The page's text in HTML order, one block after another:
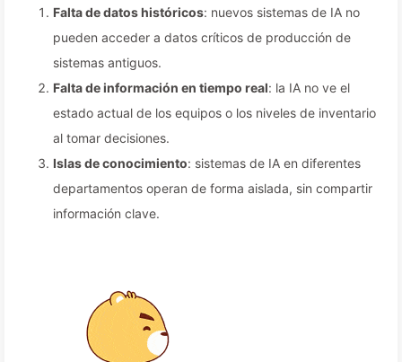
Falta de datos históricos: nuevos sistemas de IA no
pueden acceder a datos críticos de producción de
sistemas antiguos.
Falta de información en tiempo real: la IA no ve el
estado actual de los equipos o los niveles de inventario
al tomar decisiones.
Islas de conocimiento: sistemas de IA en diferentes
departamentos operan de forma aislada, sin compartir
información clave.